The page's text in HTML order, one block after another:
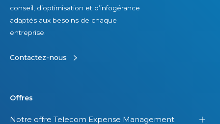
conseil, d’optimisation et d’infogérance
adaptés aux besoins de chaque
entreprise.
Contactez-nous
Offres
Notre offre Telecom Expense Management